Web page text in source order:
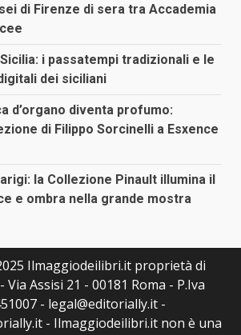
di Firenze di sera tra Accademia
i passatempi tradizionali e le
dei siciliani
d’organo diventa profumo:
di Filippo Sorcinelli a Esxence
la Collezione Pinault illumina il
e ombra nella grande mostra
Ilmaggiodeilibri.it proprietà di
Via Assisi 21 - 00181 Roma - P.Iva
- legal@editorially.it -
- Ilmaggiodeilibri.it non è una